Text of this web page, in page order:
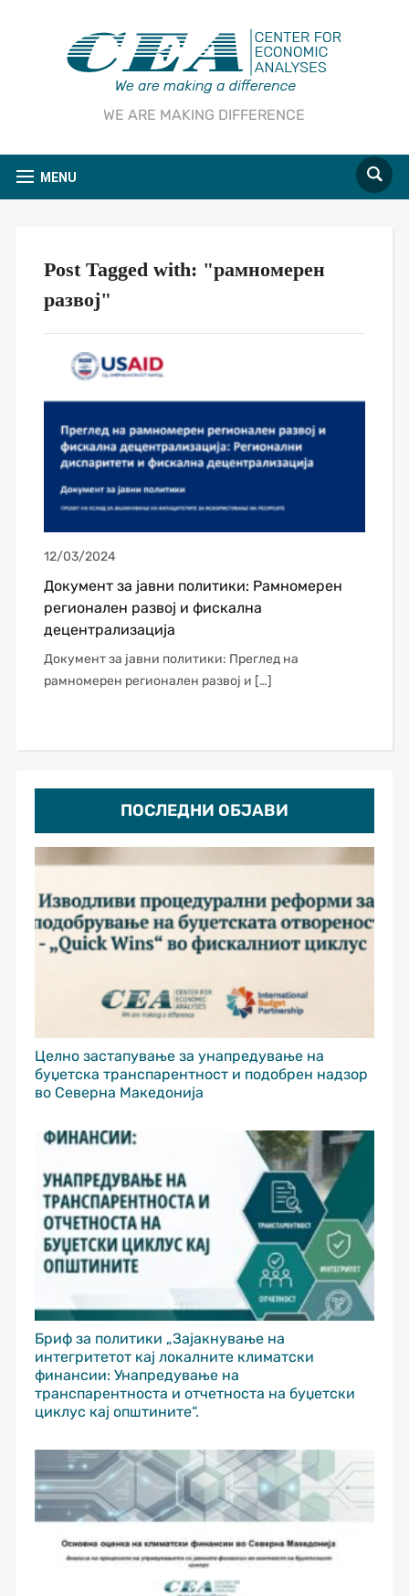
WE ARE MAKING DIFFERENCE
MENU
ПОСЛЕДНИ ОБЈАВИ
Целно застапување за унапредување на
буџетска транспарентност и подобрен надзор
во Северна Македонија
Бриф за политики „Зајакнување на
интегритетот кај локалните климатски
финансии: Унапредување на
транспарентноста и отчетноста на буџетски
циклус кај општините“.
Post Tagged with: "рамномерен
развој"
12/03/2024
Документ за јавни политики: Рамномерен
регионален развој и фискална
децентрализација
Документ за јавни политики: Преглед на
рамномерен регионален развој и […]